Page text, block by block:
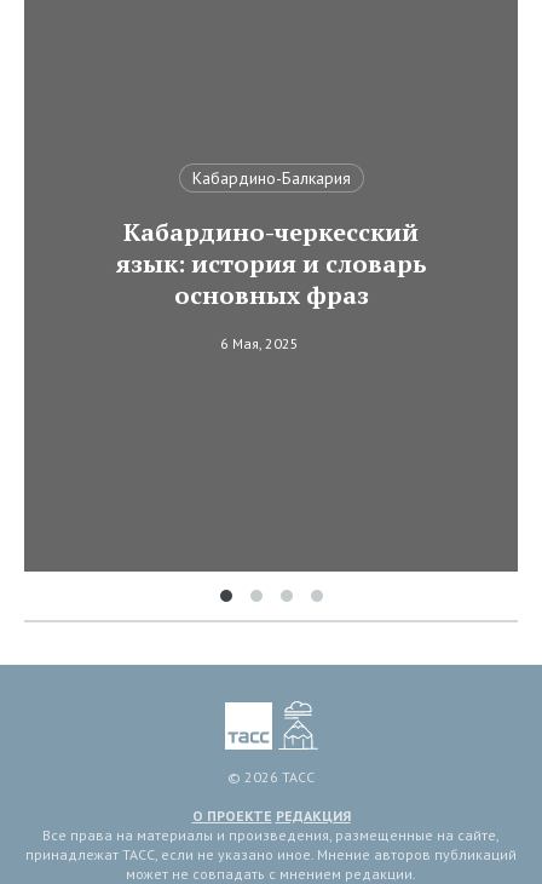
Кабардино-Балкария
Кабардино-черкесский
язык: история и словарь
основных фраз
6 Мая, 2025
© 2026 ТАСС
О ПРОЕКТЕ РЕДАКЦИЯ
Все права на материалы и произведения, размещенные на сайте,
принадлежат ТАСС, если не указано иное. Мнение авторов публикаций
может не совпадать с мнением редакции.